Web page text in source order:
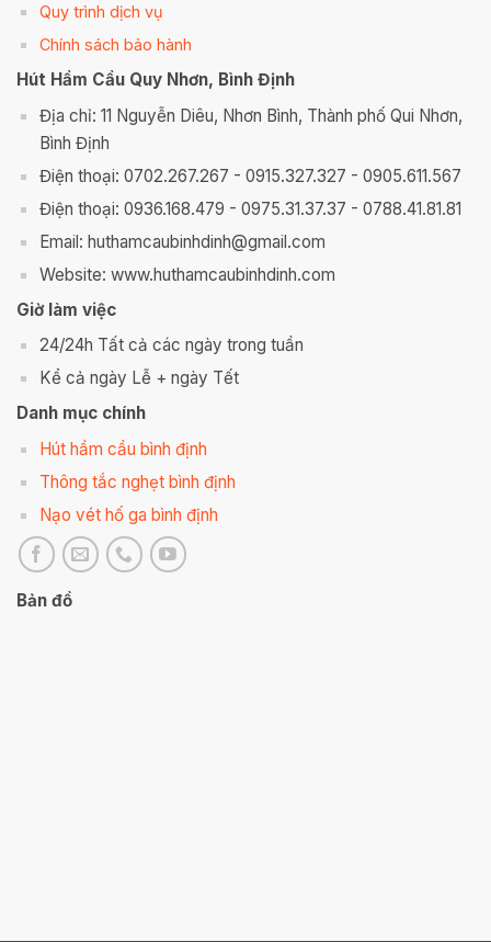
Quy trình dịch vụ
Chính sách bảo hành
Hút Hầm Cầu Quy Nhơn, Bình Định
Địa chỉ: 11 Nguyễn Diêu, Nhơn Bình, Thành phố Qui Nhơn,
Bình Định
Điện thoại: 0702.267.267 - 0915.327.327 - 0905.611.567
Điện thoại: 0936.168.479 - 0975.31.37.37 - 0788.41.81.81
Email: huthamcaubinhdinh@gmail.com
Website: www.huthamcaubinhdinh.com
Giờ làm việc
24/24h Tất cả các ngày trong tuần
Kể cả ngày Lễ + ngày Tết
Danh mục chính
Hút hầm cầu bình định
Thông tắc nghẹt bình định
Nạo vét hố ga bình định
Bản đồ